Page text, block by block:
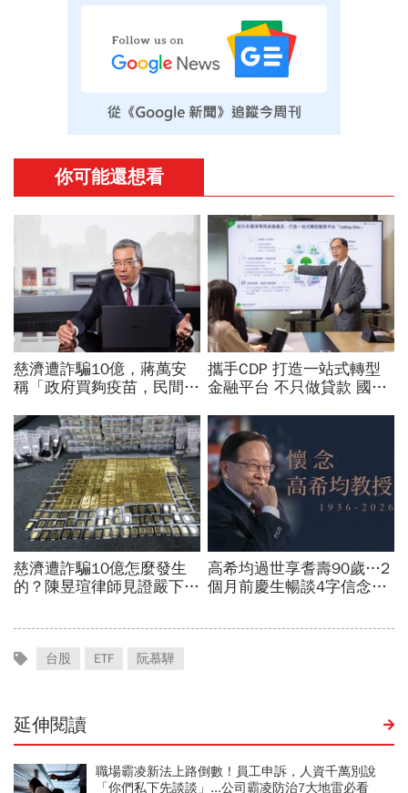
台股 ETF 阮慕驊
延伸閱讀
職場霸凌新法上路倒數！員工申訴，人資千萬別說
「你們私下先談談」...公司霸凌防治7大地雷必看